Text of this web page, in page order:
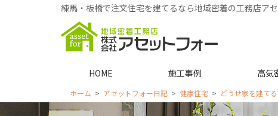
練馬・板橋で注文住宅を建てるなら地域密着の工務店ア
HOME 施工事例 高気
ホーム アセットフォー日記 健康住宅 どうせ家を建て